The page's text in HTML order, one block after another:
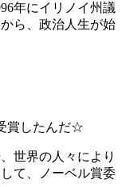
年にイリノイ州議
ら、政治人生が始
賞 したんだ☆
世界の人々により
て、ノーベル賞委